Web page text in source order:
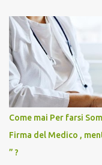
Come mai Per farsi
Firma del Medico ,
” ?